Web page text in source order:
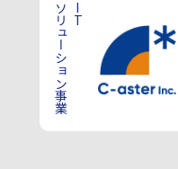
IT
ソリューション事業